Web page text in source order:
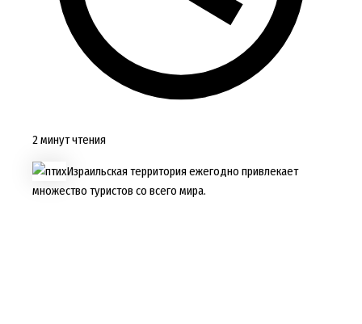
2 минут чтения
Израильская территория ежегодно привлекает
множество туристов со всего мира.